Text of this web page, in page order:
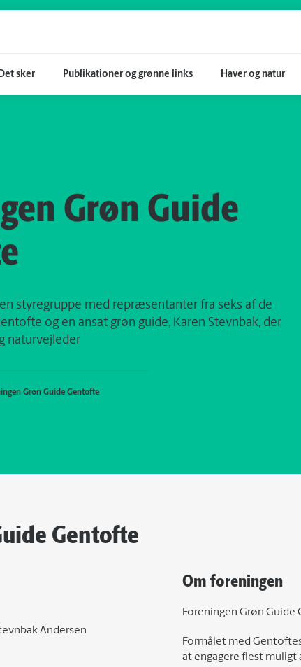
Det sker Publikationer og grønne links Haver og natur
Grøn Guide
styregruppe med repræsentanter fra seks af de
og en ansat grøn guide, Karen Stevnbak, der
naturvejleder
Grøn Guide Gentofte
Gentofte
Andersen
Om foreningen
Foreningen Grøn
Formålet med
at engagere flest muligt